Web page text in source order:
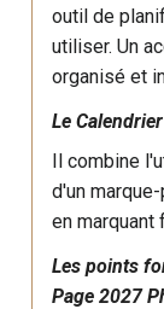
outil de
utiliser. Un
organisé et
Le
Il combine
d'un
en marquant
Les points
Page 2027